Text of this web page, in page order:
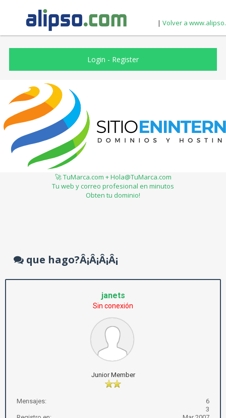
| Volver a
Login - Register
🚀 TuMarca.com + Hola@TuMarca.com
Tu web y correo profesional en minutos
Obten tu dominio!
que hago?Â¡Â¡Â¡Â¡
janets
Sin conexión
Junior Member
Mensajes:
6
3